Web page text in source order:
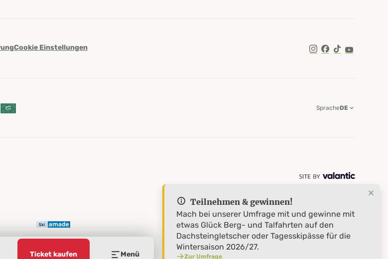
Ticket kaufen Menü
Teilnehmen & gewinnen!
Mach bei unserer Umfrage mit und gewinne mit
etwas Glück Berg- und Talfahrten auf den
Dachsteingletscher oder Tagesskipässe für die
Wintersaison 2026/27.
Zur Umfrage
Cookie Einstellungen
TikTok
SpracheDE